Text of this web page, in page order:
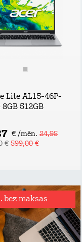
Lite AL15-46P-
8GB 512GB
€ /mēn. 24,95
€ 599,00 €
bez maksas
Rēķinu
atbalsta plecs